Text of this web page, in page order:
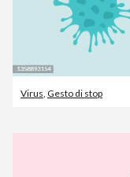
Virus Gesto di stop